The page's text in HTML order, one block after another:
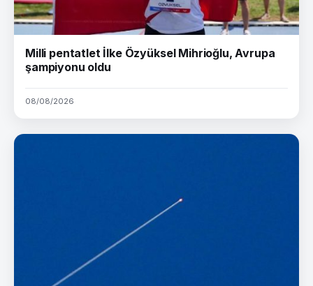
Milli pentatlet İlke Özyüksel Mihrioğlu, Avrupa
şampiyonu oldu
08/08/2026